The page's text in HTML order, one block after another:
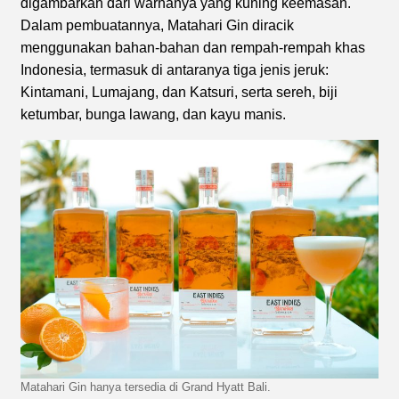
Dalam pembuatannya, Matahari Gin diracik
menggunakan bahan-bahan dan rempah-rempah khas
Indonesia, termasuk di antaranya tiga jenis jeruk:
Kintamani, Lumajang, dan Katsuri, serta sereh, biji
ketumbar, bunga lawang, dan kayu manis.
Matahari Gin hanya tersedia di Grand Hyatt Bali.